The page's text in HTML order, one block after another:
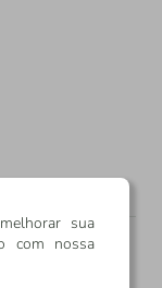
sua
com nossa